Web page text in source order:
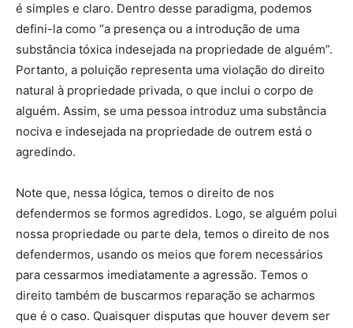
é simples e claro. Dentro desse paradigma, podemos
defini-la como “a presença ou a introdução de uma
substância tóxica indesejada na propriedade de alguém”.
Portanto, a poluição representa uma violação do direito
natural à propriedade privada, o que inclui o corpo de
alguém. Assim, se uma pessoa introduz uma substância
nociva e indesejada na propriedade de outrem está o
agredindo.
Note que, nessa lógica, temos o direito de nos
defendermos se formos agredidos. Logo, se alguém polui
nossa propriedade ou parte dela, temos o direito de nos
defendermos, usando os meios que forem necessários
para cessarmos imediatamente a agressão. Temos o
direito também de buscarmos reparação se acharmos
que é o caso. Quaisquer disputas que houver devem ser